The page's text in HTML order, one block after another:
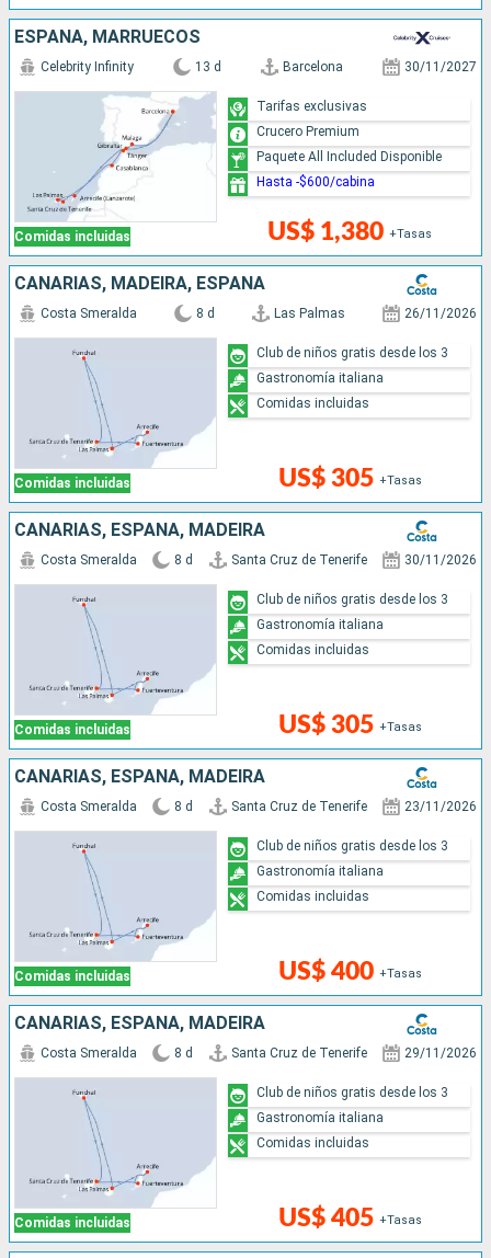
ESPAÑA, MARRUECOS
Comidas incluidas
Celebrity Infinity 13 d Barcelona 30/11/2027
US$ 1,380 +Tasas
Tarifas exclusivas
Crucero Premium
Paquete All Included Disponible
Hasta -$600/cabina
CANARIAS, MADEIRA, ESPAÑA
Comidas incluidas
Costa Smeralda 8 d Las Palmas 26/11/2026
US$ 305 +Tasas
Club de niños gratis desde los 3
Gastronomía italiana
Comidas incluidas
CANARIAS, ESPAÑA, MADEIRA
Comidas incluidas
Costa Smeralda 8 d Santa Cruz de Tenerife 30/11/2026
US$ 305 +Tasas
Club de niños gratis desde los 3
Gastronomía italiana
Comidas incluidas
CANARIAS, ESPAÑA, MADEIRA
Comidas incluidas
Costa Smeralda 8 d Santa Cruz de Tenerife 23/11/2026
US$ 400 +Tasas
Club de niños gratis desde los 3
Gastronomía italiana
Comidas incluidas
CANARIAS, ESPAÑA, MADEIRA
Comidas incluidas
Costa Smeralda 8 d Santa Cruz de Tenerife 29/11/2026
US$ 405 +Tasas
Club de niños gratis desde los 3
Gastronomía italiana
Comidas incluidas